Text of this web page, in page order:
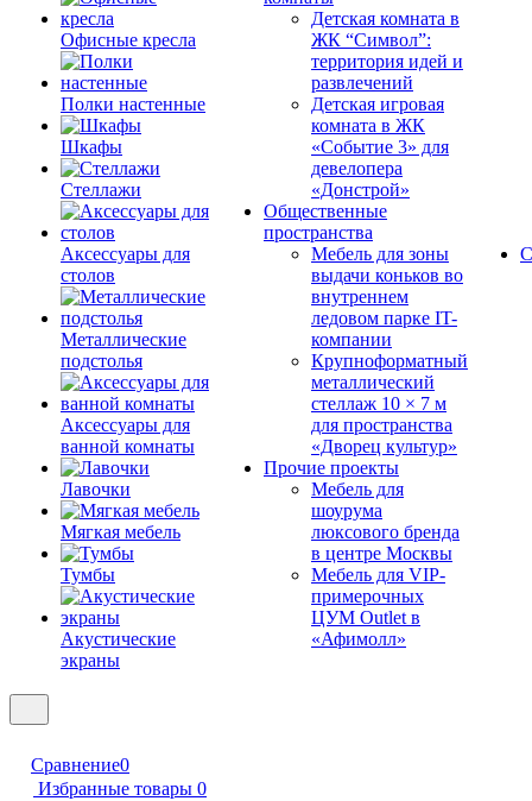
Офисные кресла
Полки настенные
Шкафы
Стеллажи
Аксессуары для
столов
Металлические
подстолья
Аксессуары для
ванной комнаты
Лавочки
Мягкая мебель
Тумбы
Акустические
экраны
Детская комната в
ЖК “Символ”:
территория идей и
развлечений
Детская игровая
комната в ЖК
«Событие 3» для
девелопера
«Донстрой»
Общественные
пространства
Мебель для зоны
выдачи коньков во
внутреннем
ледовом парке IT-
компании
Крупноформатный
металлический
стеллаж 10 × 7 м
для пространства
«Дворец культур»
Прочие проекты
Мебель для
шоурума
люксового бренда
в центре Москвы
Мебель для VIP-
примерочных
ЦУМ Outlet в
«Афимолл»
Сравнение0
Избранные товары 0